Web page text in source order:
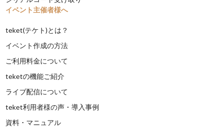
イベント主催者様へ
teket(テケト)とは？
イベント作成の方法
ご利用料金について
teketの機能ご紹介
ライブ配信について
teket利用者様の声・導入事例
資料・マニュアル